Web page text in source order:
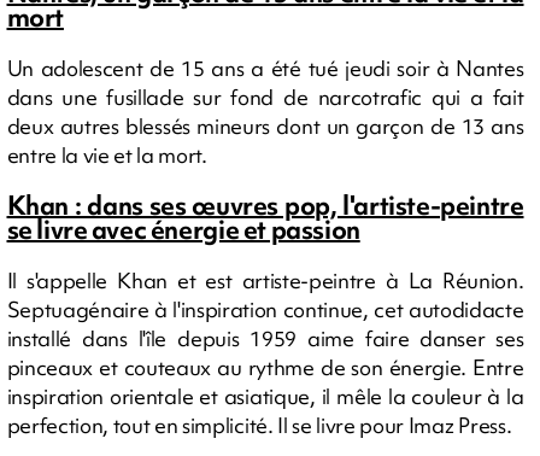
mort
Un adolescent de 15 ans a été tué jeudi soir à Nantes
dans une fusillade sur fond de narcotrafic qui a fait
deux autres blessés mineurs dont un garçon de 13 ans
entre la vie et la mort.
Khan : dans ses œuvres pop, l'artiste-peintre
se livre avec énergie et passion
Il s'appelle Khan et est artiste-peintre à La Réunion.
Septuagénaire à l'inspiration continue, cet autodidacte
installé dans l'île depuis 1959 aime faire danser ses
pinceaux et couteaux au rythme de son énergie. Entre
inspiration orientale et asiatique, il mêle la couleur à la
perfection, tout en simplicité. Il se livre pour Imaz Press.